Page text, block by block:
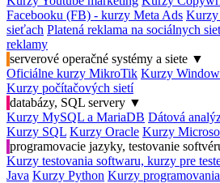
Facebooku (FB) - kurzy Meta Ads Kurzy
sieťach Platená reklama na sociálnych
reklamy
serverové operačné systémy a siete ▼
Oficiálne kurzy MikroTik Kurzy
Kurzy počítačových sietí
databázy, SQL servery ▼
Kurzy MySQL a MariaDB Dátová
Kurzy SQL Kurzy Oracle Kurzy
programovacie jazyky, testovanie
Kurzy testovania softwaru, kurzy pre
Java Kurzy Python Kurzy